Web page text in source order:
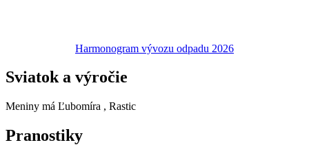
Harmonogram vývozu odpadu 2026
Sviatok a výročie
Meniny má Ľubomíra , Rastic
Pranostiky